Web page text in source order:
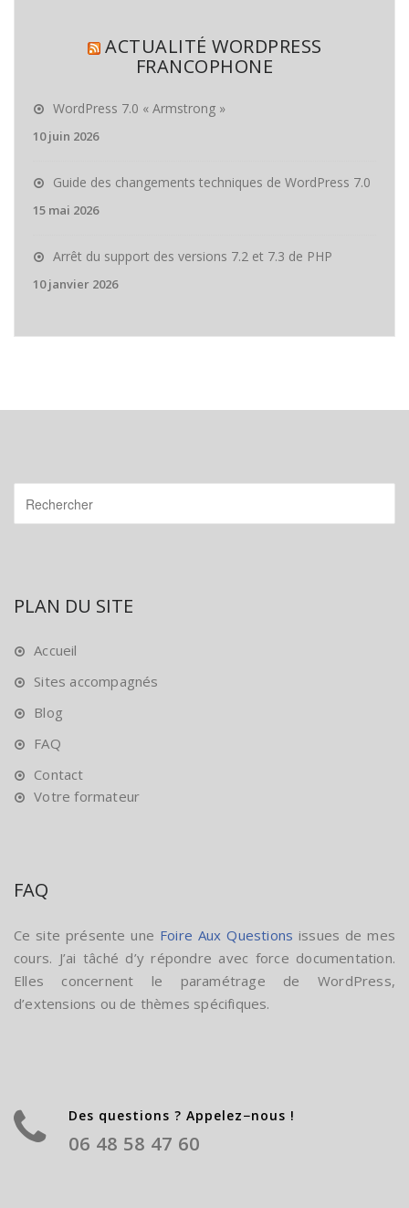
ACTUALITÉ WORDPRESS
FRANCOPHONE
WordPress 7.0 « Armstrong »
10 juin 2026
Guide des changements techniques de WordPress 7.0
15 mai 2026
Arrêt du support des versions 7.2 et 7.3 de PHP
10 janvier 2026
PLAN DU SITE
Accueil
Sites accompagnés
Blog
FAQ
Contact
Votre formateur
FAQ
Ce site présente une Foire Aux Questions issues de mes
cours. J’ai tâché d’y répondre avec force documentation.
Elles concernent le paramétrage de WordPress,
d’extensions ou de thèmes spécifiques.
Des questions ? Appelez−nous !
06 48 58 47 60